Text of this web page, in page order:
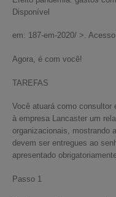
Disponível
em: 187-em-2020/ >.
Agora, é com você!
TAREFAS
Você atuará como consultor
à empresa Lancaster um
organizacionais, mostrando
devem ser entregues ao
apresentado
Passo 1